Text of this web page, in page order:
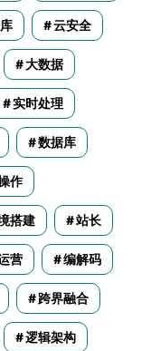
云安全
大数据
实时处理
数据库
作
搭建 站长
营 编解码
跨界融合
逻辑架构